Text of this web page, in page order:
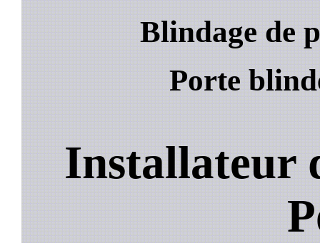
Blindage de
Porte
Installateur